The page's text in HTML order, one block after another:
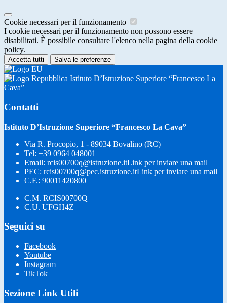
Cookie necessari per il funzionamento
I cookie necessari per il funzionamento non possono essere
disabilitati. È possibile consultare l'elenco nella pagina della cookie
policy.
Accetta tutti Salva le preferenze
Istituto D’Istruzione Superiore “Francesco La
Cava”
Contatti
Istituto D’Istruzione Superiore “Francesco La Cava”
Via R. Procopio, 1 - 89034 Bovalino (RC)
Tel: +39 0964 048001
Email: rcis00700q@istruzione.itLink per inviare una mail
PEC: rcis00700q@pec.istruzione.itLink per inviare una mail
C.F.: 90011420800
C.M. RCIS00700Q
C.U. UFGH4Z
Seguici su
Facebook
Youtube
Instagram
TikTok
Sezione Link Utili